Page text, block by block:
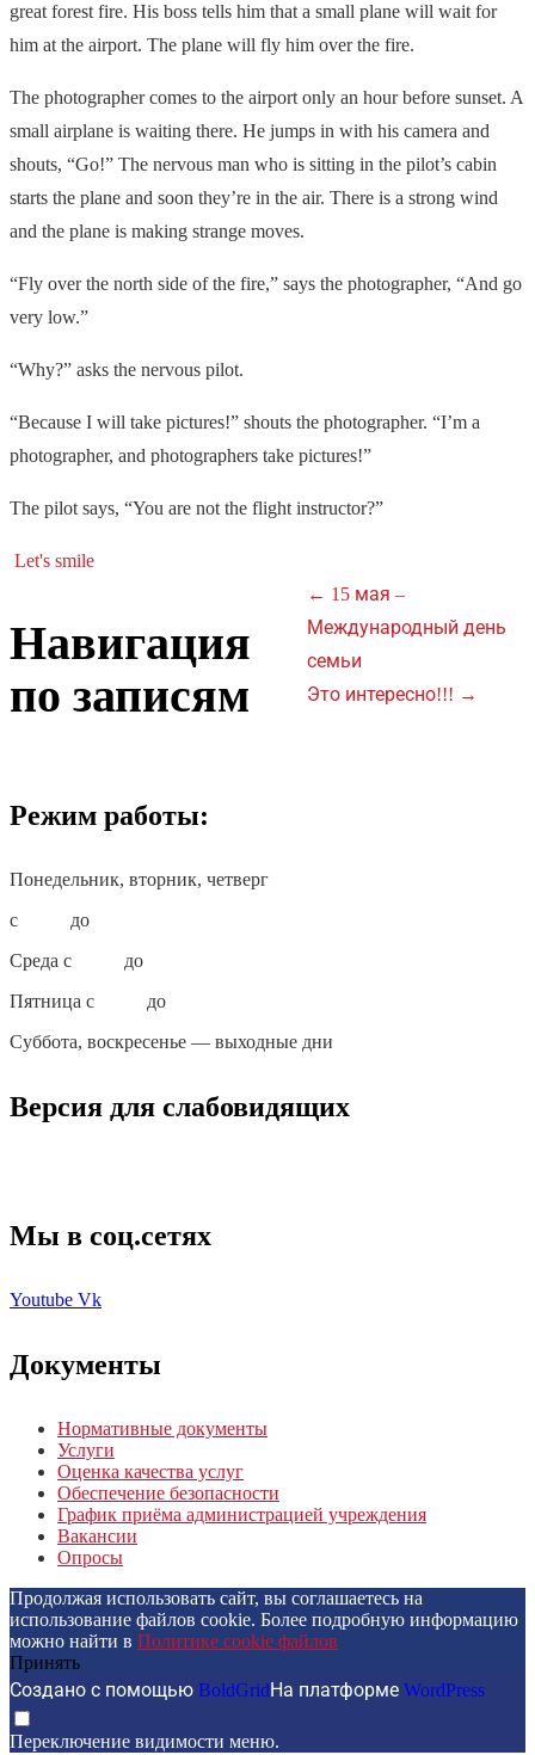
great forest fire. His boss tells him that a small plane will wait for
him at the airport. The plane will fly him over the fire.
The photographer comes to the airport only an hour before sunset. A
small airplane is waiting there. He jumps in with his camera and
shouts, “Go!” The nervous man who is sitting in the pilot’s cabin
starts the plane and soon they’re in the air. There is a strong wind
and the plane is making strange moves.
“Fly over the north side of the fire,” says the photographer, “And go
very low.”
“Why?” asks the nervous pilot.
“Because I will take pictures!” shouts the photographer. “I’m a
photographer, and photographers take pictures!”
The pilot says, “You are not the flight instructor?”
Let's smile
Навигация
по записям
← 15 мая –
Международный день
семьи
Это интересно!!! →
Режим работы:
Понедельник, вторник, четверг
с
до
Среда с
до
Пятница с
до
Суббота, воскресенье — выходные дни
Версия для слабовидящих
Мы в соц.сетях
Youtube Vk
Документы
Нормативные документы
Услуги
Оценка качества услуг
Обеспечение безопасности
График приёма администрацией учреждения
Вакансии
Опросы
Продолжая использовать сайт, вы соглашаетесь на
использование файлов cookie. Более подробную информацию
можно найти в Политике cookie файлов
Принять
Создано с помощью BoldGridНа платформе WordPress
Переключение видимости меню.